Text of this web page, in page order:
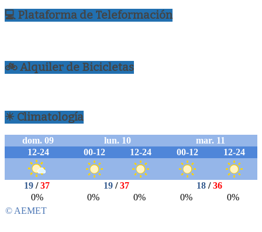
💻 Plataforma de Teleformación
🚲 Alquiler de Bicicletas
☀ Climatología